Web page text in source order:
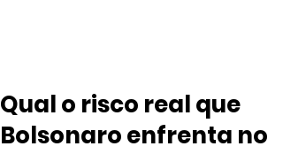
Qual o risco real que
Bolsonaro enfrenta no